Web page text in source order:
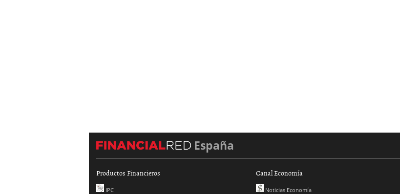
España
Productos Financieros
IPC
Canal Economía
Noticias Economía